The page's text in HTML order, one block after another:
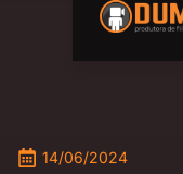
14/06/2024